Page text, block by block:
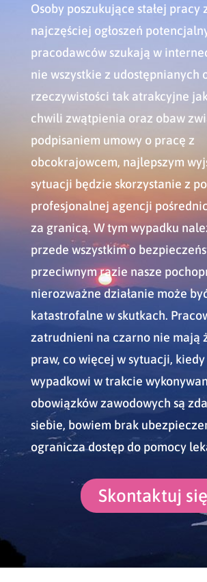
Osoby poszukujące stałej pracy
najczęściej ogłoszeń
pracodawców szukają w
nie wszystkie z udostępnianych
rzeczywistości tak atrakcyjne
chwili zwątpienia oraz obaw
podpisaniem umowy o pracę z
obcokrajowcem, najlepszym
sytuacji będzie skorzystanie z
profesjonalnej agencji
za granicą. W tym wypadku
przede wszystkim o
przeciwnym razie nasze
nierozważne działanie może
katastrofalne w skutkach.
zatrudnieni na czarno nie mają
praw, co więcej w sytuacji,
wypadkowi w trakcie
obowiązków zawodowych są
siebie, bowiem brak
ogranicza dostęp do pomocy
Skontaktuj się